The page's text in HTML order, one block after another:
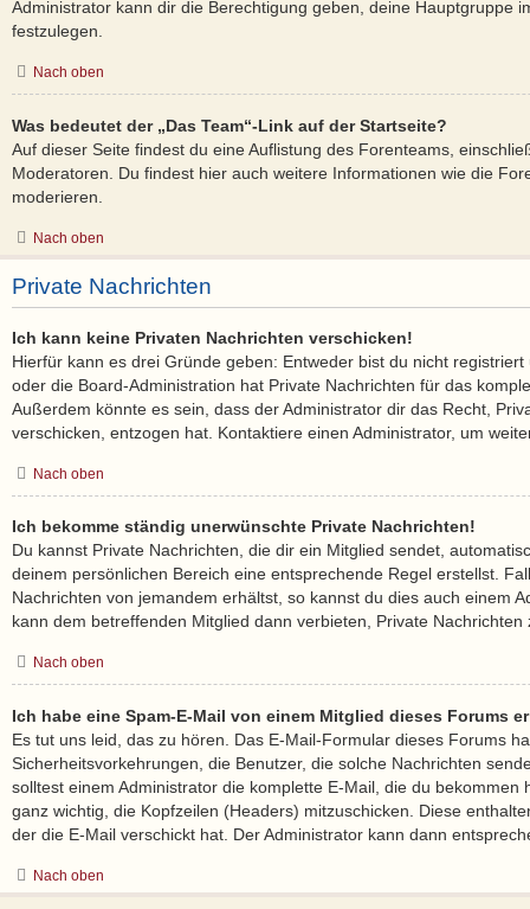
Administrator kann dir die Berechtigung geben, deine Hauptgruppe
festzulegen.
Nach oben
Was bedeutet der „Das Team“-Link auf der Startseite?
Auf dieser Seite findest du eine Auflistung des Forenteams,
Moderatoren. Du findest hier auch weitere Informationen wie die
moderieren.
Nach oben
Private Nachrichten
Ich kann keine Privaten Nachrichten verschicken!
Hierfür kann es drei Gründe geben: Entweder bist du nicht
oder die Board-Administration hat Private Nachrichten für das
Außerdem könnte es sein, dass der Administrator dir das Recht,
verschicken, entzogen hat. Kontaktiere einen Administrator, um
Nach oben
Ich bekomme ständig unerwünschte Private Nachrichten!
Du kannst Private Nachrichten, die dir ein Mitglied sendet,
deinem persönlichen Bereich eine entsprechende Regel erstellst.
Nachrichten von jemandem erhältst, so kannst du dies auch einem
kann dem betreffenden Mitglied dann verbieten, Private Nachrichten
Nach oben
Ich habe eine Spam-E-Mail von einem Mitglied dieses Forums
Es tut uns leid, das zu hören. Das E-Mail-Formular dieses Forums
Sicherheitsvorkehrungen, die Benutzer, die solche Nachrichten
solltest einem Administrator die komplette E-Mail, die du bekommen
ganz wichtig, die Kopfzeilen (Headers) mitzuschicken. Diese
der die E-Mail verschickt hat. Der Administrator kann dann
Nach oben